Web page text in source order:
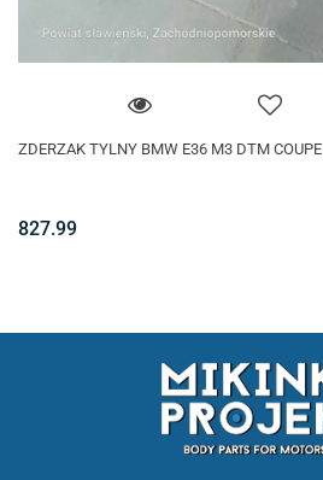
ZDERZAK TYLNY BMW E36 M3 DTM COUPE
827.99